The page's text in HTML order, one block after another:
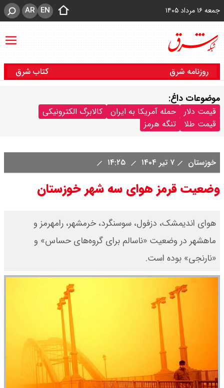
جمعه ۱۶ مرداد ۱۴۰۵ EN
AR
روزنامه شرق کتاب شرق
موضوعات داغ:
قیمت دلار حمله آمریکا به ایران
کالابرگ الکترونیکی
قیمت طلا
تنگه هرمز
خوزستان ۷ تیر ۱۴۰۴
وضعیت قرمز هوای سه شهر خوزستان
هوای اندیمشک، دزفول، سوسنگرد، خرمشهر، رامهرمز و
ماهشهر در وضعیت «ناسالم برای گروه‌های حساس» و
«نارنجی» بوده است.